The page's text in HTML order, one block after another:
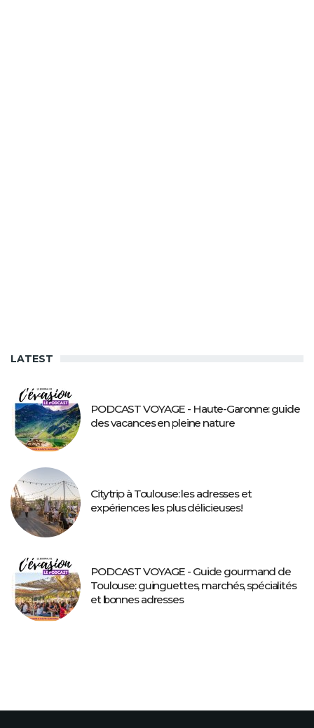
LATEST
PODCAST VOYAGE - Haute-Garonne: guide
des vacances en pleine nature
Citytrip à Toulouse: les adresses et
expériences les plus délicieuses!
PODCAST VOYAGE - Guide gourmand de
Toulouse: guinguettes, marchés, spécialités
et bonnes adresses